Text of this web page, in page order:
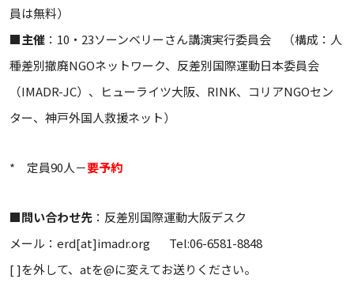
員は無料）
■主催 ：10・23ソーンベリーさん講演実行委員会 （構成：人
種差別撤廃NGOネットワーク、反差別国際運動日本委員会
（IMADR-JC）、ヒューライツ大阪、RINK、コリアNGOセン
ター、神戸外国人救援ネット）
* 定員90人－要予約
■問い合わせ先 ：反差別国際運動大阪デスク
メール：erd[at]imadr.org Tel:06-6581-8848
[ ]を外して、atを@に変えてお送りください。